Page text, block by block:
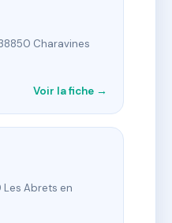
Charavines
Voir la fiche →
Les Abrets en